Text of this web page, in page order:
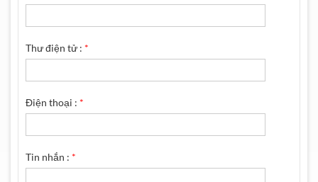
Thư điện tử : *
Điện thoại : *
Tin nhắn : *